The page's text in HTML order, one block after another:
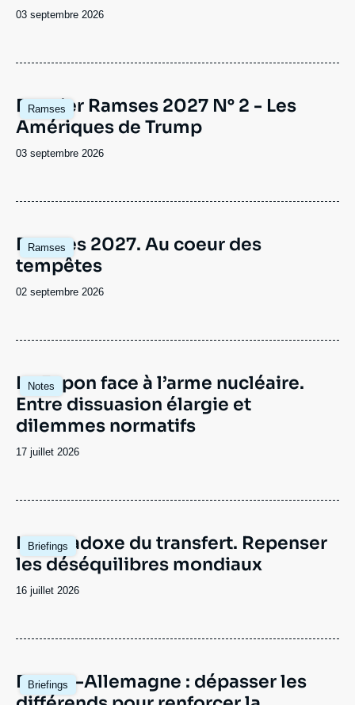
Date
03 septembre 2026
Ramses
Image
principale
Dossier Ramses 2027 N° 2 - Les
Amériques de Trump
Date
03 septembre 2026
Ramses
Image
principale
Ramses 2027. Au coeur des
tempêtes
Date
02 septembre 2026
Notes
Image
principale
Le Japon face à l’arme nucléaire.
Entre dissuasion élargie et
dilemmes normatifs
Date
17 juillet 2026
Briefings
Image
principale
Le paradoxe du transfert. Repenser
les déséquilibres mondiaux
Date
16 juillet 2026
Briefings
Image
principale
France-Allemagne : dépasser les